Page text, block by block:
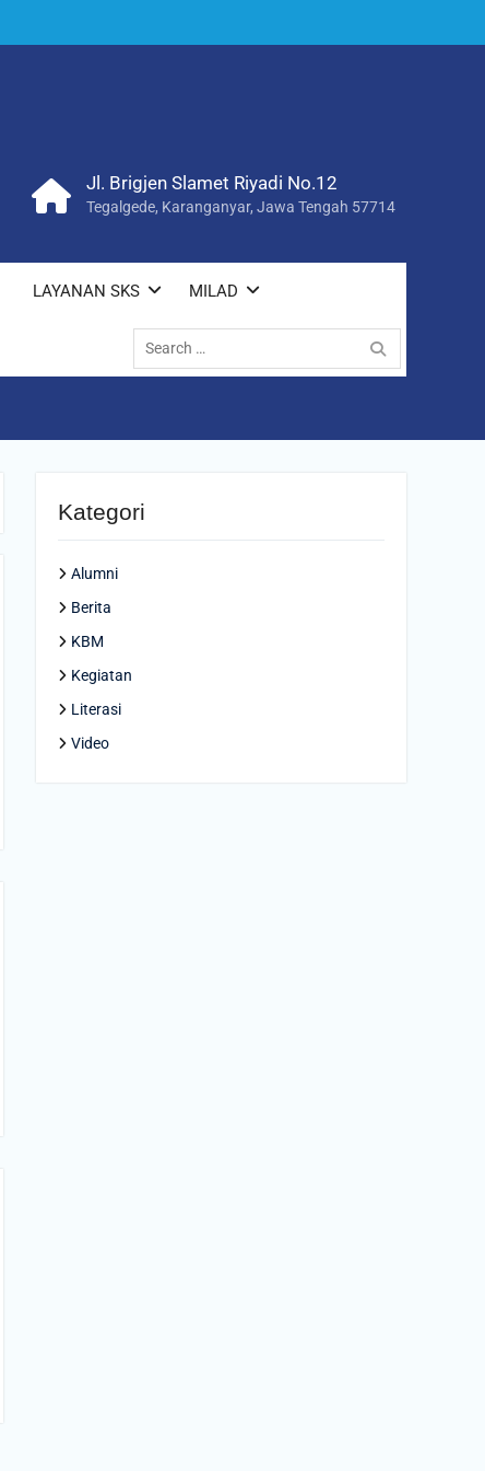
Jl. Brigjen Slamet Riyadi No.12
Tegalgede, Karanganyar, Jawa Tengah 57714
LAYANAN SKS MILAD
Search
for:
Kategori
Alumni
Berita
KBM
Kegiatan
Literasi
Video